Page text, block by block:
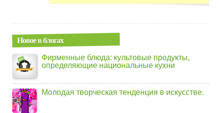
Новое в блогах
Фирменные блюда: культовые продукты,
определяющие национальные кухни
Молодая творческая тенденция в искусстве.